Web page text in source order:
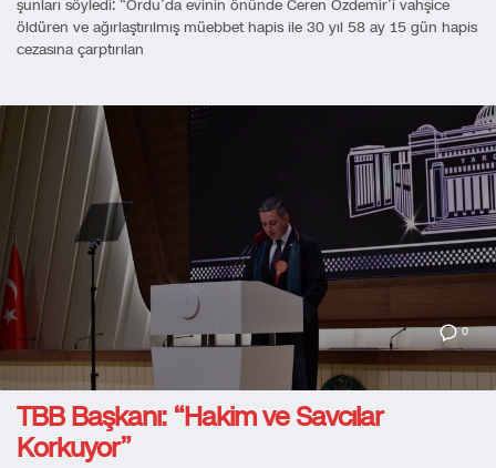
şunları söyledi: “Ordu’da evinin önünde Ceren Özdemir’i vahşice
öldüren ve ağırlaştırılmış müebbet hapis ile 30 yıl 58 ay 15 gün hapis
cezasına çarptırılan
0
TBB Başkanı: “Hakim ve Savcılar
Korkuyor”